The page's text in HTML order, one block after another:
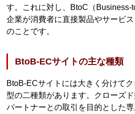
す。これに対し、BtoC（Business-
企業が消費者に直接製品やサービス
のことです。
BtoB-ECサイトの主な種類
BtoB-ECサイトには大きく分けて
型の二種類があります。クローズ
パートナーとの取引を目的とした専